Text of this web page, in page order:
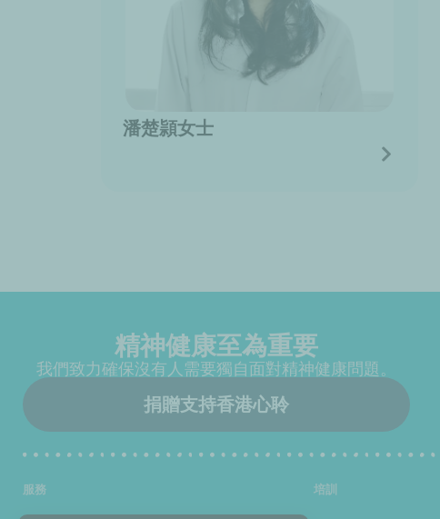
潘楚頴女士
精神健康至為重要
我們致力確保沒有人需要獨自面對精神健康問題。
捐贈支持香港心聆
服務 培訓